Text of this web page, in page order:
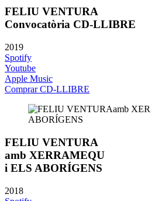
FELIU VENTURA
Convocatòria CD-LLIBRE
2019
Spotify
Youtube
Apple Music
Comprar CD-LLIBRE
FELIU VENTURA
amb XERRAMEQU
i ELS ABORÍGENS
2018